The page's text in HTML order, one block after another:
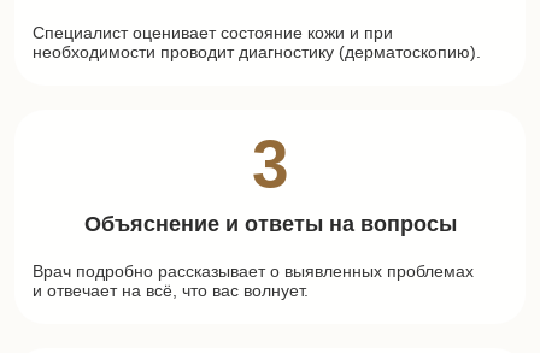
Специалист оценивает состояние кожи и при
необходимости проводит диагностику (дерматоскопию).
3
Объяснение и ответы на вопросы
Врач подробно рассказывает о выявленных проблемах
и отвечает на всё, что вас волнует.